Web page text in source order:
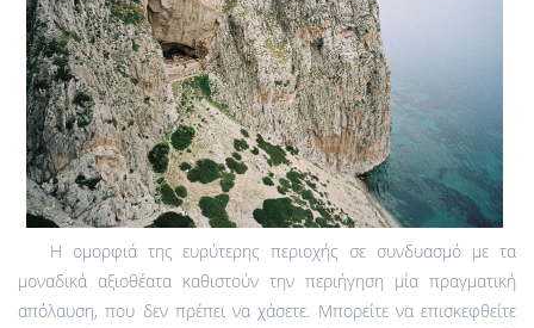
Η ομορφιά της ευρύτερης περιοχής σε συνδυασμό με τα
μοναδικά αξιοθέατα καθιστούν την περιήγηση μία πραγματική
απόλαυση, που δεν πρέπει να χάσετε. Μπορείτε να επισκεφθείτε